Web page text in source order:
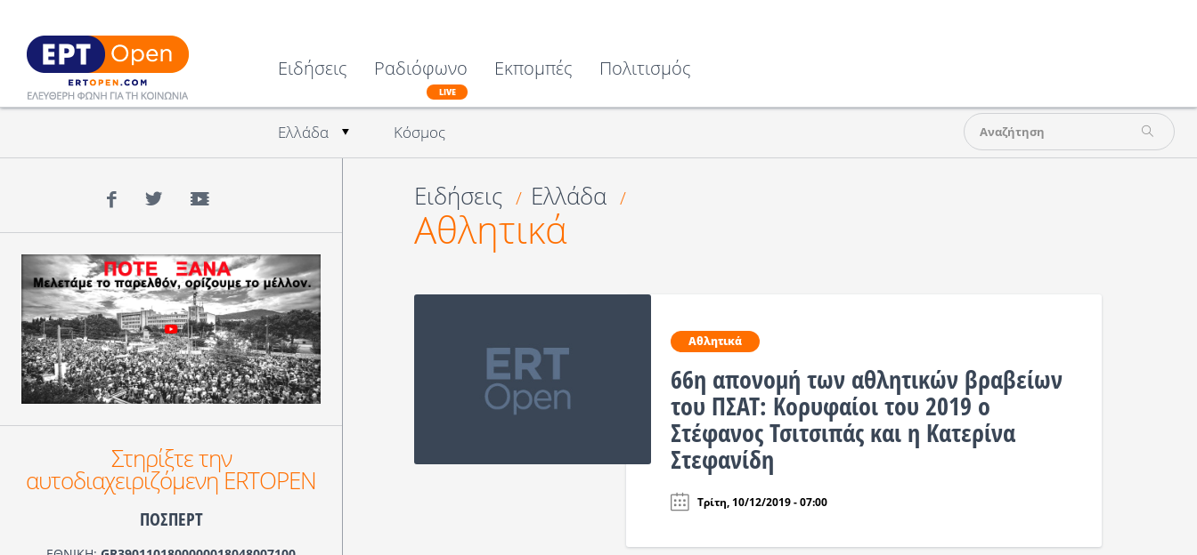
Ειδήσεις
Ελλάδα Κόσμος
Ραδιόφωνο
LIVE
Εκπομπές Πολιτισμός
Ειδήσεις / Ελλάδα /
Αθλητικά
Αθλητικά
66η απονομή των αθλητικών βραβείων
του ΠΣΑΤ: Κορυφαίοι του 2019 ο
Στέφανος Τσιτσιπάς και η Κατερίνα
Στεφανίδη
Τρίτη, 10/12/2019 - 07:00
Facebook
TwitterYouTube
Στηρίξτε την
αυτοδιαχειριζόμενη ERTOPEN
ΠΟΣΠΕΡΤ